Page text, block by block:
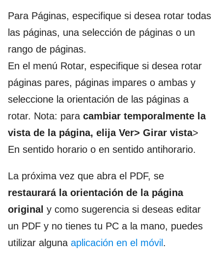
Para Páginas, especifique si desea rotar todas
las páginas, una selección de páginas o un
rango de páginas.
En el menú Rotar, especifique si desea rotar
páginas pares, páginas impares o ambas y
seleccione la orientación de las páginas a
rotar. Nota: para cambiar temporalmente la
vista de la página, elija Ver> Girar vista>
En sentido horario o en sentido antihorario.
La próxima vez que abra el PDF, se
restaurará la orientación de la página
original y como sugerencia si deseas editar
un PDF y no tienes tu PC a la mano, puedes
utilizar alguna aplicación en el móvil .